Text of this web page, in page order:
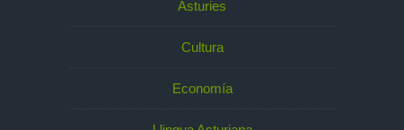
Asturies
Cultura
Economía